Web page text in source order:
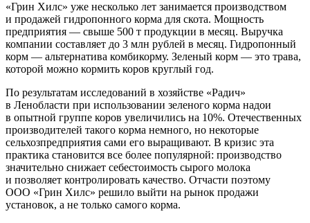
«Грин Хилс» уже несколько лет занимается производством
и продажей гидропонного корма для скота. Мощность
предприятия — свыше 500 т продукции в месяц. Выручка
компании составляет до 3 млн рублей в месяц. Гидропонный
корм — альтернатива комбикорму. Зеленый корм — это трава,
которой можно кормить коров круглый год.
По результатам исследований в хозяйстве «Радич»
в Ленобласти при использовании зеленого корма надои
в опытной группе коров увеличились на 10%. Отечественных
производителей такого корма немного, но некоторые
сельхозпредприятия сами его выращивают. В кризис эта
практика становится все более популярной: производство
значительно снижает себестоимость сырого молока
и позволяет контролировать качество. Отчасти поэтому
ООО «Грин Хилс» решило выйти на рынок продажи
установок, а не только самого корма.